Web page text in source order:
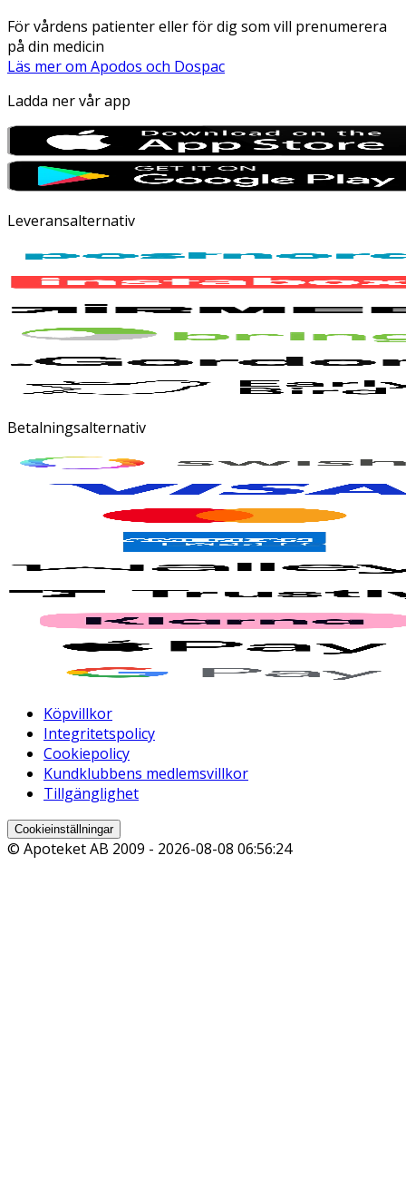
För vårdens patienter eller för dig som vill prenumerera
på din medicin
Läs mer om Apodos och Dospac
Ladda ner vår app
Leveransalternativ
Betalningsalternativ
Köpvillkor
Integritetspolicy
Cookiepolicy
Kundklubbens medlemsvillkor
Tillgänglighet
Cookieinställningar
© Apoteket AB 2009 - 2026-08-08 06:56:24